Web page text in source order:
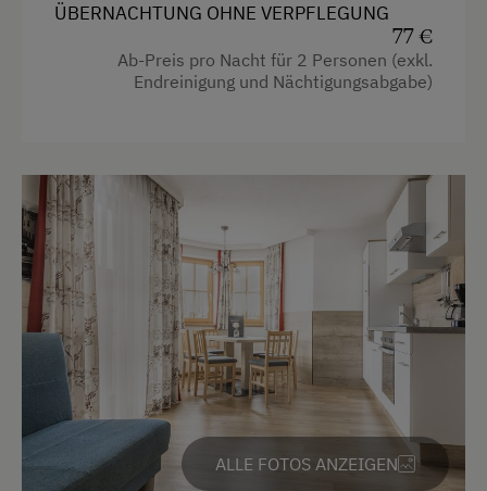
Aussicht auf eine Berglandschaft
Backofen
Fernseher
Haarföhn
Handtücher
Kaffeemaschine
Mikrowelle
Reinigungsausstattung im Hotel
Safe
Wasserkocher
ÜBERNACHTUNG OHNE VERPFLEGUNG
77 €
Ab-Preis pro Nacht für 2 Personen (exkl.
Endreinigung und Nächtigungsabgabe)
ALLE FOTOS ANZEIGEN